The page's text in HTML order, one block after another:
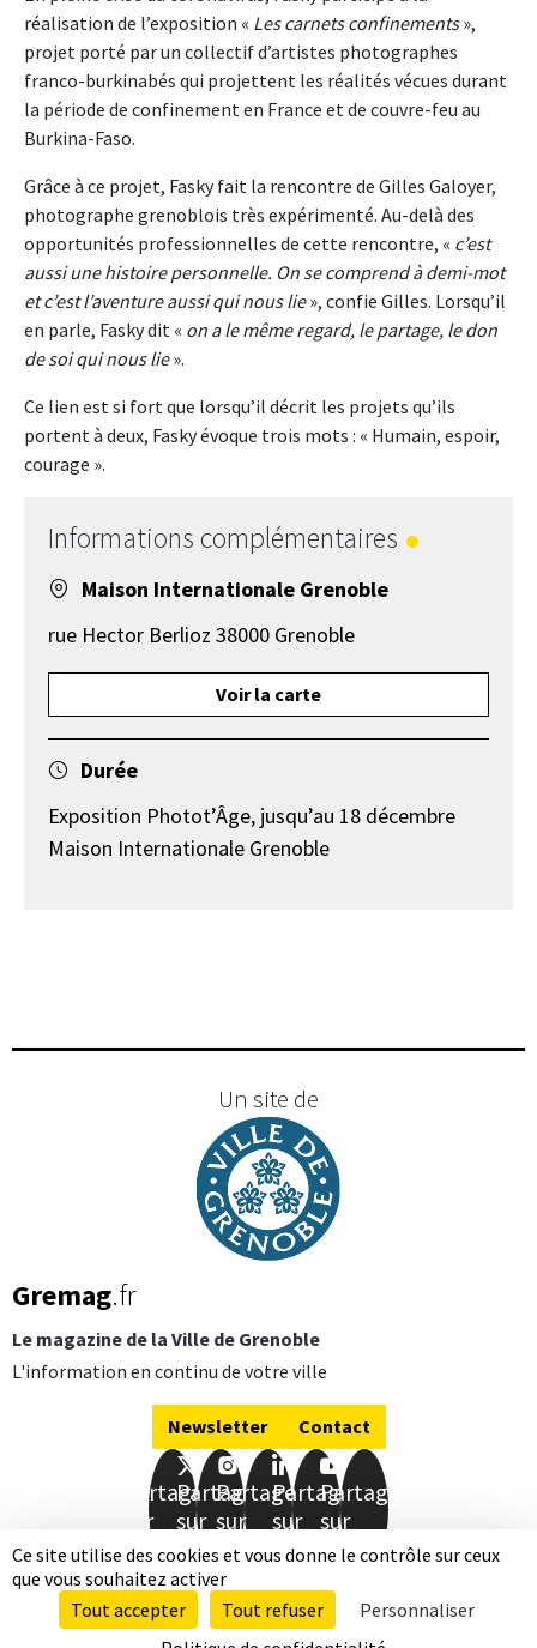
Ce site utilise des cookies et vous donne le contrôle sur ceux
que vous souhaitez activer
Tout accepter
Tout refuser
Personnaliser
réalisation de l’exposition « Les carnets confinements»,
projet porté par un collectif d’artistes photographes
franco-burkinabés qui projettent les réalités vécues durant
la période de confinement en France et de couvre-feu au
Burkina-Faso.
Grâce à ce projet, Fasky fait la rencontre de Gilles Galoyer,
photographe grenoblois très expérimenté. Au-delà des
opportunités professionnelles de cette rencontre, « c’est
aussi une histoire personnelle. On se comprend à demi-mot
et c’est l’aventure aussi qui nous lie», confie Gilles. Lorsqu’il
en parle, Fasky dit « on a le même regard, le partage, le don
de soi qui nous lie».
Ce lien est si fort que lorsqu’il décrit les projets qu’ils
portent à deux, Fasky évoque trois mots : « Humain, espoir,
courage ».
Informations complémentaires
Maison Internationale Grenoble
rue Hector Berlioz 38000 Grenoble
Voir la carte
Durée
Exposition Photot’Âge, jusqu’au 18 décembre
Maison Internationale Grenoble
Un site de
Gremag.fr
Le magazine de la Ville de Grenoble
L'information en continu de votre ville
Newsletter Contact
Partager
sur
Facebook
Partager
sur
Twitter
Partager
sur
Instagram
Partager
sur
LinkedIn
Partager
sur
Youtube
Mentions légalesDonnées personnelles
Accessibilité totalement conformePlan de site Qui sommes-nous